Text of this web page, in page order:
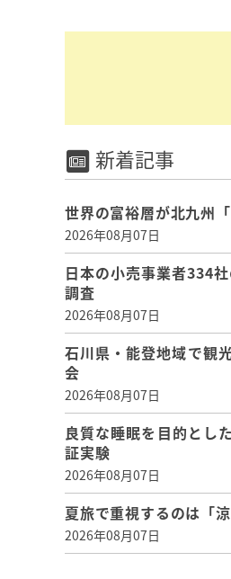
新着記事
世界の富裕層が北九州
2026年08月07日
日本の小売事業者334
調査
2026年08月07日
石川県・能登地域で観
会
2026年08月07日
良質な睡眠を目的とし
証実験
2026年08月07日
夏旅で重視するのは「
2026年08月07日